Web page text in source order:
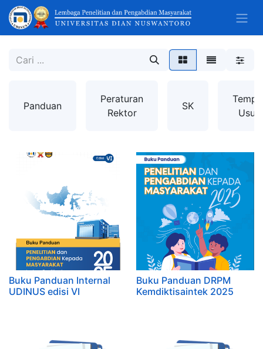
Panduan
Peraturan
Rektor
SK
Buku Panduan Internal
UDINUS edisi VI
Buku Panduan DRPM
Kemdiktisaintek 2025